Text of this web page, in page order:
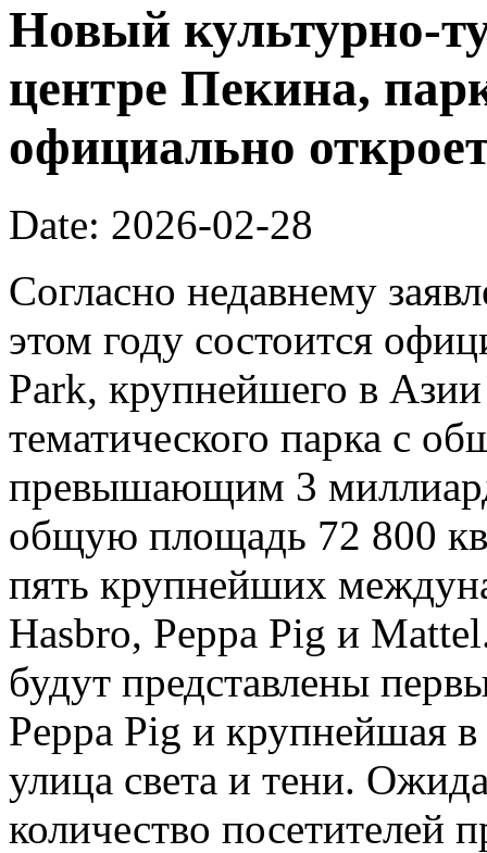
Новый культурно-
центре Пекина,
официально
Date: 2026-02-28
Согласно недавнему
этом году состоится
Park, крупнейшего в Азии
тематического парка с
превышающим 3
общую площадь 72 800
пять крупнейших
Hasbro, Peppa Pig и
будут представлены
Peppa Pig и крупнейшая
улица света и тени.
количество посетителей